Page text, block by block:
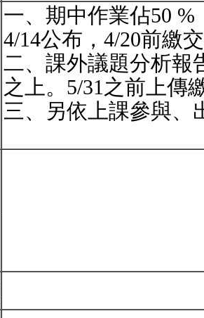
一、期中作業佔50
4/14公布，4/20前繳
二、課外議題分析報
之上。5/31之前上傳
三、另依上課參與、